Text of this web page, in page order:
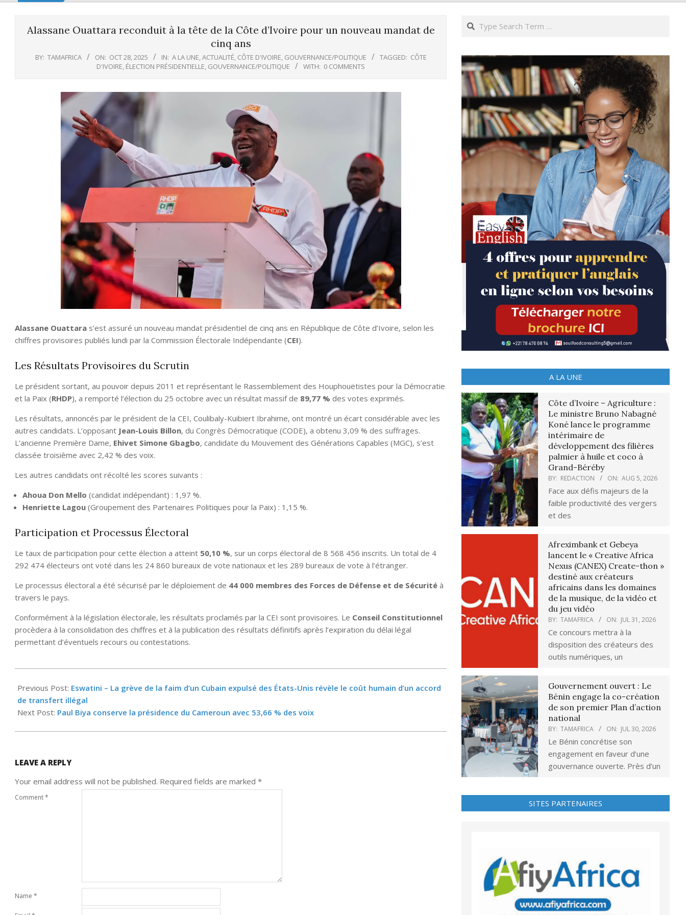
Alassane Ouattara reconduit à la tête de la Côte d’Ivoire pour un nouveau mandat de
cinq ans
BY: TAMAFRICA ON: OCT 28, 2025 IN: A LA UNE,ACTUALITÉ, CÔTE D'IVOIRE, GOUVERNANCE/POLITIQUE TAGGED: CÔTE
D'IVOIRE, ÉLECTION PRÉSIDENTIELLE, GOUVERNANCE/POLITIQUE WITH: 0 COMMENTS
Alassane Ouattara s’est assuré un nouveau mandat présidentiel de cinq ans en République de Côte d’Ivoire, selon les
chiffres provisoires publiés lundi par la Commission Électorale Indépendante (CEI).
Les Résultats Provisoires du Scrutin
Le président sortant, au pouvoir depuis 2011 et représentant le Rassemblement des Houphouëtistes pour la Démocratie
et la Paix (RHDP), a remporté l’élection du 25 octobre avec un résultat massif de 89,77 % des votes exprimés.
Les résultats, annoncés par le président de la CEI, Coulibaly-Kuibiert Ibrahime, ont montré un écart considérable avec les
autres candidats. L’opposant Jean-Louis Billon, du Congrès Démocratique (CODE), a obtenu 3,09 % des suffrages.
L’ancienne Première Dame, Ehivet Simone Gbagbo, candidate du Mouvement des Générations Capables (MGC), s’est
classée troisième avec 2,42 % des voix.
Les autres candidats ont récolté les scores suivants :
Ahoua Don Mello (candidat indépendant) : 1,97 %.
Henriette Lagou (Groupement des Partenaires Politiques pour la Paix) : 1,15 %.
Participation et Processus Électoral
Le taux de participation pour cette élection a atteint 50,10 %, sur un corps électoral de 8 568 456 inscrits. Un total de 4
292 474 électeurs ont voté dans les 24 860 bureaux de vote nationaux et les 289 bureaux de vote à l’étranger.
Le processus électoral a été sécurisé par le déploiement de 44 000 membres des Forces de Défense et de Sécurité à
travers le pays.
Conformément à la législation électorale, les résultats proclamés par la CEI sont provisoires. Le Conseil Constitutionnel
procèdera à la consolidation des chiffres et à la publication des résultats définitifs après l’expiration du délai légal
permettant d’éventuels recours ou contestations.
10-
28
Previous Post: Eswatini – La grève de la faim d’un Cubain expulsé des États-Unis révèle le coût humain d’un accord
de transfert illégal
Next Post: Paul Biya conserve la présidence du Cameroun avec 53,66 % des voix
LEAVE A REPLY
Your email address will not be published. Required fields are marked *
Comment*
Name *
Search
A LA UNE
Côte d’Ivoire – Agriculture :
Le ministre Bruno Nabagné
Koné lance le programme
intérimaire de
développement des filières
palmier à huile et coco à
Grand-Béréby
BY: REDACTION ON: AUG 5, 2026
Face aux défis majeurs de la
faible productivité des vergers
et des
Afreximbank et Gebeya
lancent le « Creative Africa
Nexus (CANEX) Create-thon »
destiné aux créateurs
africains dans les domaines
de la musique, de la vidéo et
du jeu vidéo
BY: TAMAFRICA ON: JUL 31, 2026
Ce concours mettra à la
disposition des créateurs des
outils numériques, un
Gouvernement ouvert : Le
Bénin engage la co-création
de son premier Plan d’action
national
BY: TAMAFRICA ON: JUL 30, 2026
Le Bénin concrétise son
engagement en faveur d’une
gouvernance ouverte. Près d’un
SITES PARTENAIRES